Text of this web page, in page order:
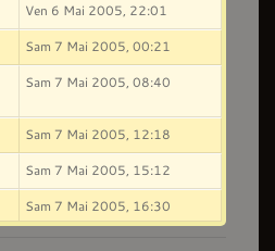
Ven 6 Mai 2005, 22:01
Sam 7 Mai 2005, 00:21
Sam 7 Mai 2005, 08:40
Sam 7 Mai 2005, 12:18
Sam 7 Mai 2005, 15:12
Sam 7 Mai 2005, 16:30